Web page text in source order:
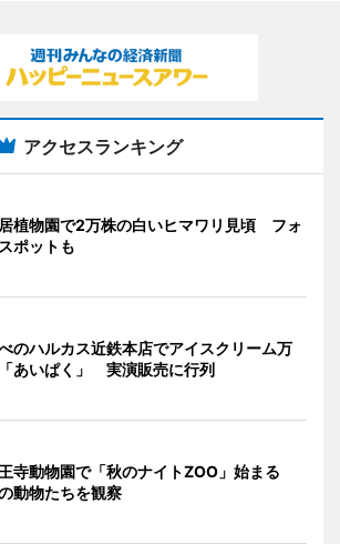
アクセスランキング
植物園で2万株の白いヒマワリ見頃 フォ
ポットも
のハルカス近鉄本店でアイスクリーム万
あいぱく」 実演販売に行列
寺動物園で「秋のナイトZOO」始まる
動物たちを観察